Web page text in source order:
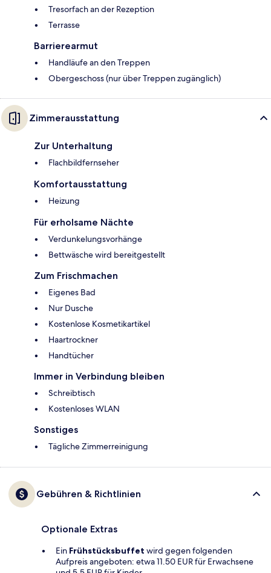
Tresorfach an der Rezeption
Terrasse
Barrierearmut
Handläufe an den Treppen
Obergeschoss (nur über Treppen zugänglich)
Zimmerausstattung
Zur Unterhaltung
Flachbildfernseher
Komfortausstattung
Heizung
Für erholsame Nächte
Verdunkelungsvorhänge
Bettwäsche wird bereitgestellt
Zum Frischmachen
Eigenes Bad
Nur Dusche
Kostenlose Kosmetikartikel
Haartrockner
Handtücher
Immer in Verbindung bleiben
Schreibtisch
Kostenloses WLAN
Sonstiges
Tägliche Zimmerreinigung
Gebühren & Richtlinien
Optionale Extras
Ein Frühstücksbuffet wird gegen folgenden
Aufpreis angeboten: etwa 11.50 EUR für Erwachsene